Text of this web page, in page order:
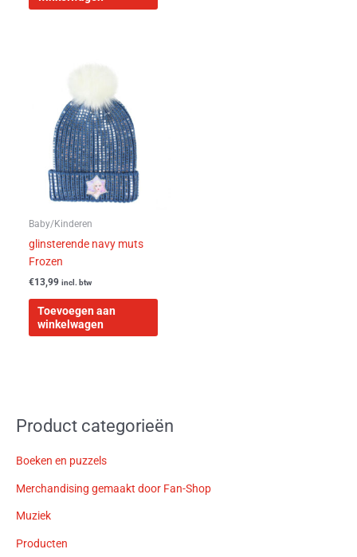
Baby/Kinderen
glinsterende navy muts
Frozen
€13,99 incl. btw
Toevoegen aan
winkelwagen
Product categorieën
Boeken en puzzels
Merchandising gemaakt door Fan-Shop
Muziek
Producten